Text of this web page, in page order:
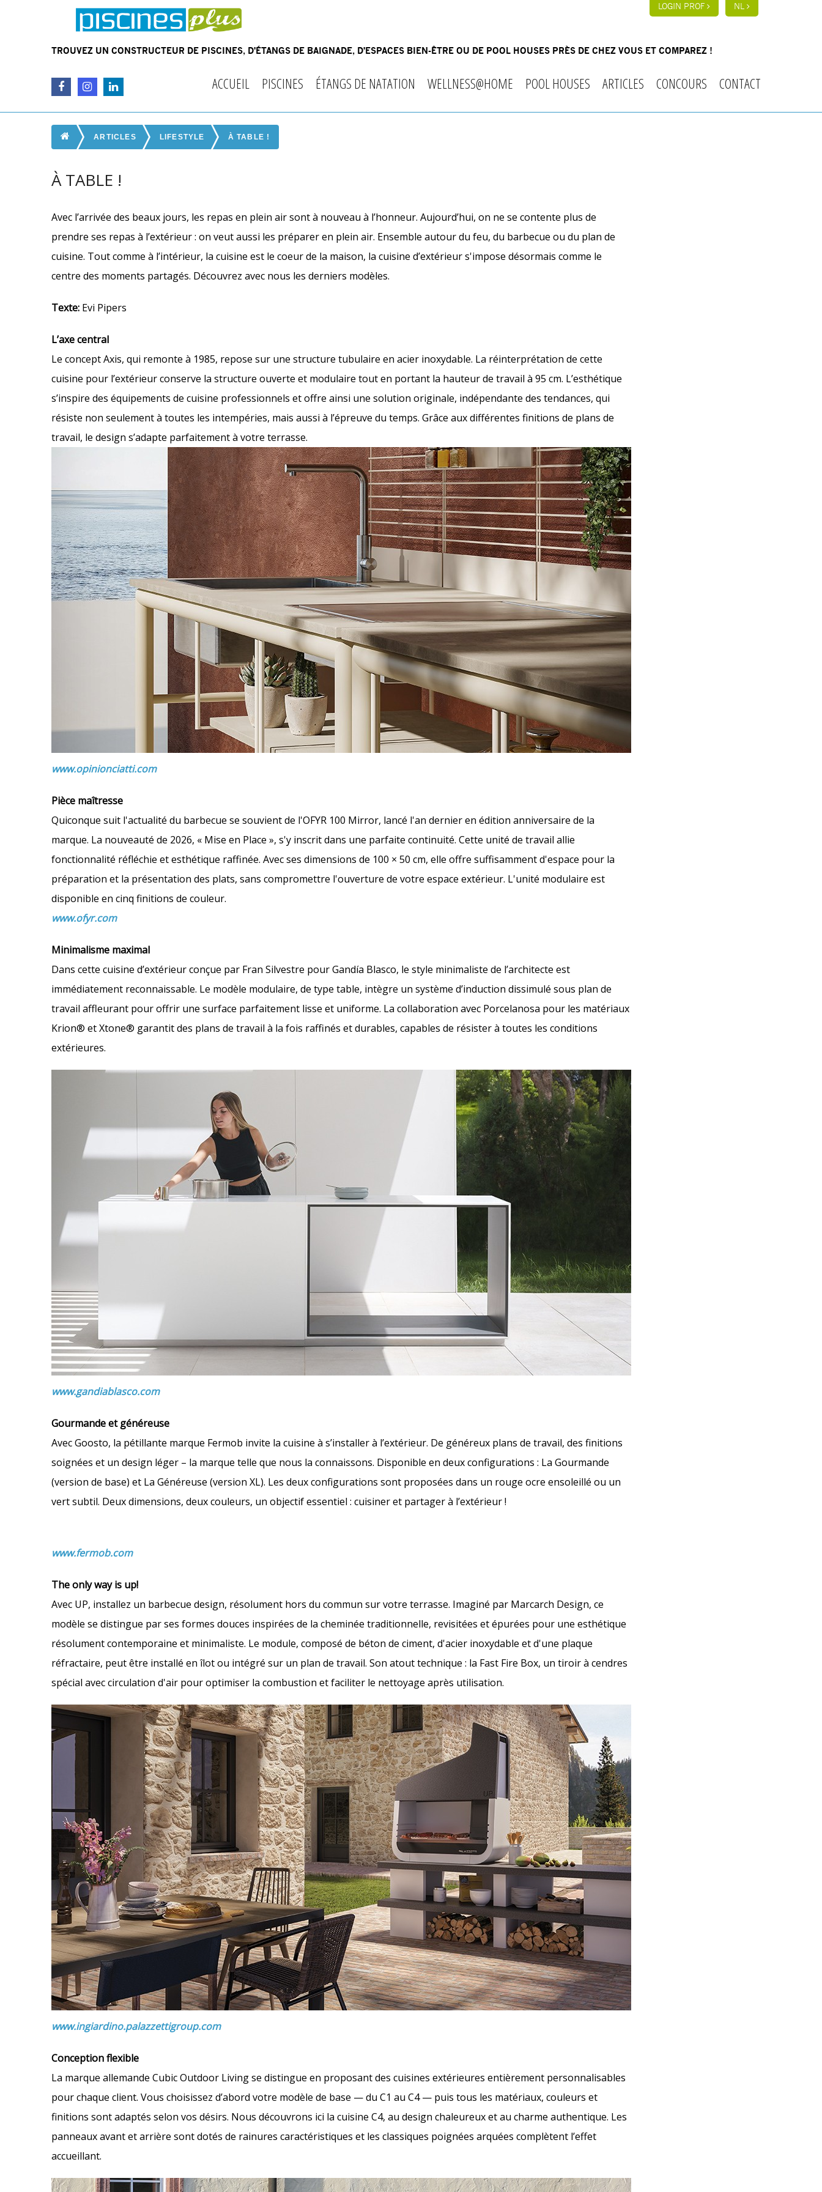
LOGIN PROF NL
TROUVEZ UN CONSTRUCTEUR DE PISCINES, D'ÉTANGS DE BAIGNADE, D'ESPACES BIEN-ÊTRE OU DE POOL HOUSES PRÈS DE CHEZ VOUS ET COMPAREZ !
ACCUEIL PISCINES ÉTANGS DE NATATION WELLNESS@HOME POOL HOUSES ARTICLES CONCOURS CONTACT
ARTICLES LIFESTYLE À TABLE !
À TABLE !
Avec l’arrivée des beaux jours, les repas en plein air sont à nouveau à l’honneur. Aujourd’hui, on ne se contente plus de
prendre ses repas à l’extérieur : on veut aussi les préparer en plein air. Ensemble autour du feu, du barbecue ou du plan de
cuisine. Tout comme à l’intérieur, la cuisine est le coeur de la maison, la cuisine d’extérieur s'impose désormais comme le
centre des moments partagés. Découvrez avec nous les derniers modèles.
Texte: Evi Pipers
L’axe central
Le concept Axis, qui remonte à 1985, repose sur une structure tubulaire en acier inoxydable. La réinterprétation de cette
cuisine pour l’extérieur conserve la structure ouverte et modulaire tout en portant la hauteur de travail à 95 cm. L’esthétique
s’inspire des équipements de cuisine professionnels et offre ainsi une solution originale, indépendante des tendances, qui
résiste non seulement à toutes les intempéries, mais aussi à l’épreuve du temps. Grâce aux différentes finitions de plans de
travail, le design s’adapte parfaitement à votre terrasse.
www.opinionciatti.com
Pièce maîtresse
Quiconque suit l'actualité du barbecue se souvient de l'OFYR 100 Mirror, lancé l'an dernier en édition anniversaire de la
marque. La nouveauté de 2026, « Mise en Place », s'y inscrit dans une parfaite continuité. Cette unité de travail allie
fonctionnalité réfléchie et esthétique raffinée. Avec ses dimensions de 100 × 50 cm, elle offre suffisamment d'espace pour la
préparation et la présentation des plats, sans compromettre l'ouverture de votre espace extérieur. L'unité modulaire est
disponible en cinq finitions de couleur.
www.ofyr.com
Minimalisme maximal
Dans cette cuisine d’extérieur conçue par Fran Silvestre pour Gandía Blasco, le style minimaliste de l’architecte est
immédiatement reconnaissable. Le modèle modulaire, de type table, intègre un système d’induction dissimulé sous plan de
travail affleurant pour offrir une surface parfaitement lisse et uniforme. La collaboration avec Porcelanosa pour les matériaux
Krion® et Xtone® garantit des plans de travail à la fois raffinés et durables, capables de résister à toutes les conditions
extérieures.
www.gandiablasco.com
Gourmande et généreuse
Avec Goosto, la pétillante marque Fermob invite la cuisine à s’installer à l’extérieur. De généreux plans de travail, des finitions
soignées et un design léger – la marque telle que nous la connaissons. Disponible en deux configurations : La Gourmande
(version de base) et La Généreuse (version XL). Les deux configurations sont proposées dans un rouge ocre ensoleillé ou un
vert subtil. Deux dimensions, deux couleurs, un objectif essentiel : cuisiner et partager à l’extérieur !
www.fermob.com
The only way is up!
Avec UP, installez un barbecue design, résolument hors du commun sur votre terrasse. Imaginé par Marcarch Design, ce
modèle se distingue par ses formes douces inspirées de la cheminée traditionnelle, revisitées et épurées pour une esthétique
résolument contemporaine et minimaliste. Le module, composé de béton de ciment, d'acier inoxydable et d'une plaque
réfractaire, peut être installé en îlot ou intégré sur un plan de travail. Son atout technique : la Fast Fire Box, un tiroir à cendres
spécial avec circulation d'air pour optimiser la combustion et faciliter le nettoyage après utilisation.
www.ingiardino.palazzettigroup.com
Conception flexible
La marque allemande Cubic Outdoor Living se distingue en proposant des cuisines extérieures entièrement personnalisables
pour chaque client. Vous choisissez d’abord votre modèle de base — du C1 au C4 — puis tous les matériaux, couleurs et
finitions sont adaptés selon vos désirs. Nous découvrons ici la cuisine C4, au design chaleureux et au charme authentique. Les
panneaux avant et arrière sont dotés de rainures caractéristiques et les classiques poignées arquées complètent l’effet
accueillant.